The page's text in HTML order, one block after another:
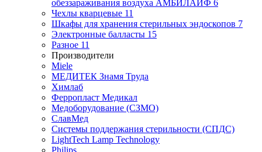
обеззараживания воздуха АМБИЛАЙФ 6
Чехлы кварцевые 11
Шкафы для хранения стерильных эндоскопов 7
Электронные балласты 15
Разное 11
Производители
Miele
МЕДИТЕК Знамя Труда
Химлаб
Ферропласт Медикал
Медоборудование (СЗМО)
СлавМед
Системы поддержания стерильности (СПДС)
LightTech Lamp Technology
Philips